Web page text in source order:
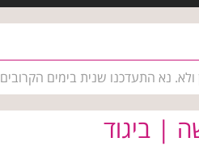
נא התעדכנו שנית בימים הקרובים
| ביגוד